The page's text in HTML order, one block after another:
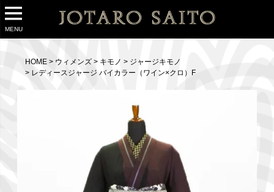
MENU
HOME ウィメンズ キモノ
ジャージキモノ
レディースジャージ バイカラー（ワイン×クロ）F